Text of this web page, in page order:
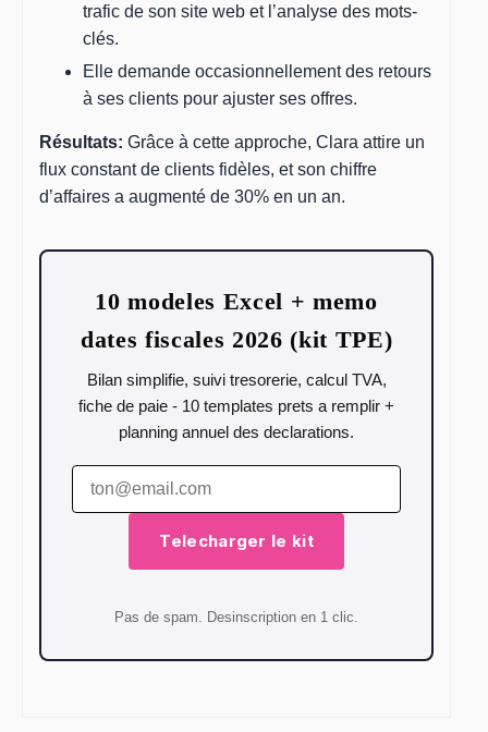
trafic de son site web et l’analyse des mots-
clés.
Elle demande occasionnellement des retours
à ses clients pour ajuster ses offres.
Résultats: Grâce à cette approche, Clara attire un
flux constant de clients fidèles, et son chiffre
d’affaires a augmenté de 30% en un an.
10 modeles Excel + memo
dates fiscales 2026 (kit TPE)
Bilan simplifie, suivi tresorerie, calcul TVA,
fiche de paie - 10 templates prets a remplir +
planning annuel des declarations.
Telecharger le kit
Pas de spam. Desinscription en 1 clic.